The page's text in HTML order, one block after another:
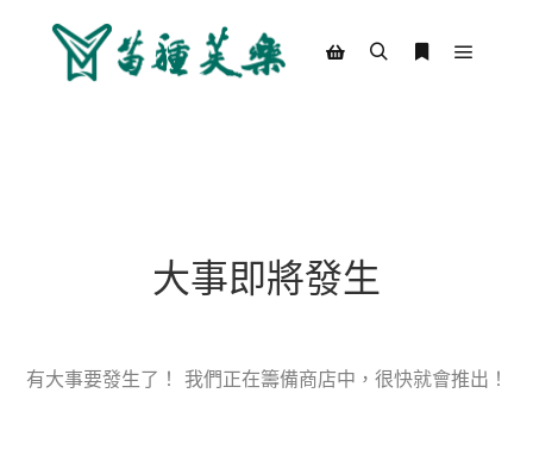
大事即將發生
有大事要發生了！ 我們正在籌備商店中，很快就會推出！